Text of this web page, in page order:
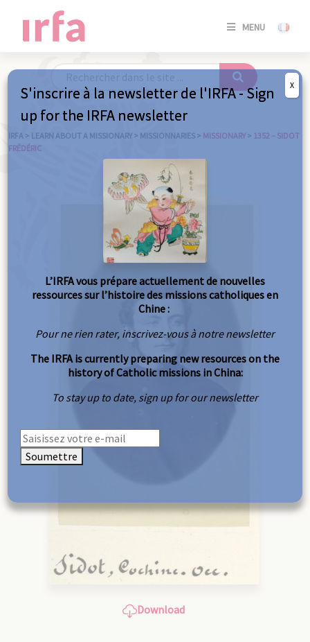
MENU
SE
/
IRFA > LEARN ABOUT A MISSIONARY > MISSIONNARIES > MISSIONARY > 1352 – SIDOT
FRÉDÉRIC
Download
S'inscrire à la newsletter de l'IRFA - Sign
up for the IRFA newsletter
L’IRFA vous prépare actuellement de nouvelles
ressources sur l’histoire des missions catholiques en
Chine :
Pour ne rien rater, inscrivez-vous à notre newsletter
The IRFA is currently preparing new resources on the
history of Catholic missions in China:
To stay up to date, sign up for our newsletter
Soumettre
X